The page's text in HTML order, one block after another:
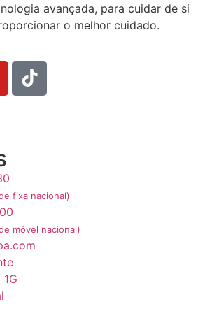
avançada, para cuidar de si
o melhor cuidado.
fixa nacional)
móvel nacional)